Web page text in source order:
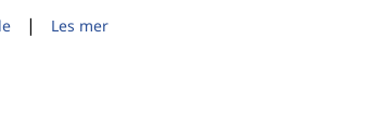
| Les mer